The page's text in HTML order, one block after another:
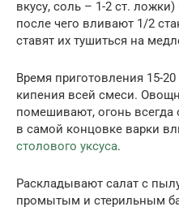
вкусу, соль – 1-2 ст.
после чего вливают 1/2
ставят их тушиться на
Время приготовления 15-
кипения всей смеси.
помешивают, огонь всегда
в самой концовке варки
столового уксуса.
Раскладывают салат с
промытым и стерильным